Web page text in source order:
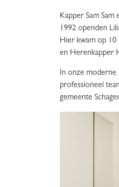
Kapper Sam
1992 openden
Hier kwam op 10
en Herenkapper
In onze moderne
professioneel
gemeente